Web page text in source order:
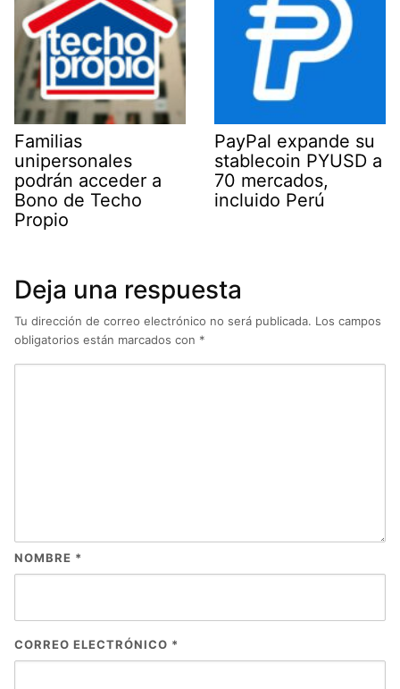
Familias
unipersonales
podrán acceder a
Bono de Techo
Propio
PayPal expande su
stablecoin PYUSD a
70 mercados,
incluido Perú
Deja una respuesta
Tu dirección de correo electrónico no será publicada. Los campos
obligatorios están marcados con *
NOMBRE *
CORREO ELECTRÓNICO *